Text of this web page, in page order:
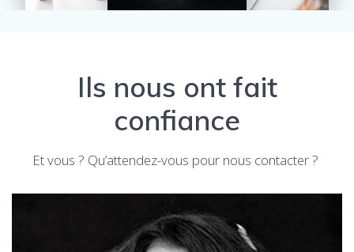
Ils nous ont fait
confiance
Et vous ? Qu’attendez-vous pour nous contacter ?